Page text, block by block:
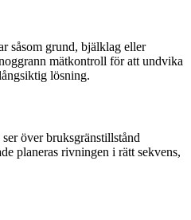
såsom grund, bjälklag eller
mätkontroll för att undvika
lösning.
över bruksgränstillstånd
planeras rivningen i rätt sekvens,